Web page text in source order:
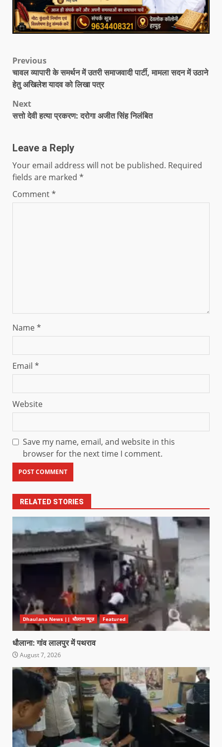
Previous
चावल व्यापारी के समर्थन में उतरी समाजवादी पार्टी, मामला सदन में उठाने
हेतु अखिलेश यादव को लिखा पत्र
Next
सत्तो देवी हत्या प्रकरण: दरोगा अजीत सिंह निलंबित
Leave a Reply
Your email address will not be published. Required
fields are marked *
Comment*
Name*
Email *
Website
Save my name, email, and website in this
browser for the next time I comment.
RELATED STORIES
Dhaulana News || धौलाना न्यूज़ Featured
धौलाना: गांव लालपुर में पथराव
August 7, 2026